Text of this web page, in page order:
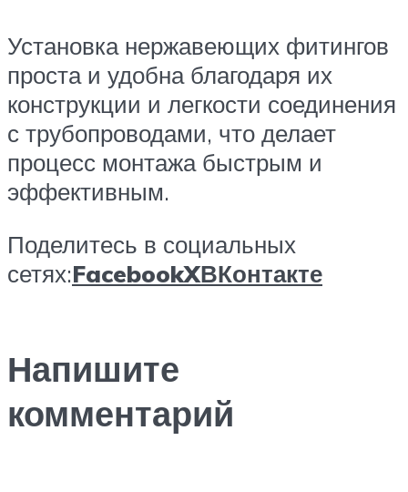
Установка нержавеющих фитингов
проста и удобна благодаря их
конструкции и легкости соединения
с трубопроводами, что делает
процесс монтажа быстрым и
эффективным.
Поделитесь в социальных
сетях:FacebookXВКонтакте
Напишите
комментарий